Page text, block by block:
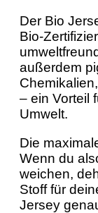
Der Bio
Bio-
außerdem
– ein Vorteil
Umwelt.
Die
Wenn du
weichen,
Stoff für
Jersey